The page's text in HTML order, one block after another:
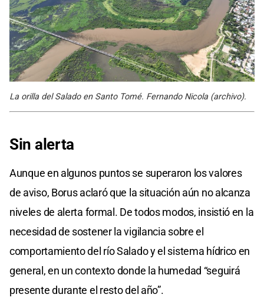
La orilla del Salado en Santo Tomé. Fernando Nicola (archivo).
Sin alerta
Aunque en algunos puntos se superaron los valores
de aviso, Borus aclaró que la situación aún no alcanza
niveles de alerta formal. De todos modos, insistió en la
necesidad de sostener la vigilancia sobre el
comportamiento del río Salado y el sistema hídrico en
general, en un contexto donde la humedad “seguirá
presente durante el resto del año”.